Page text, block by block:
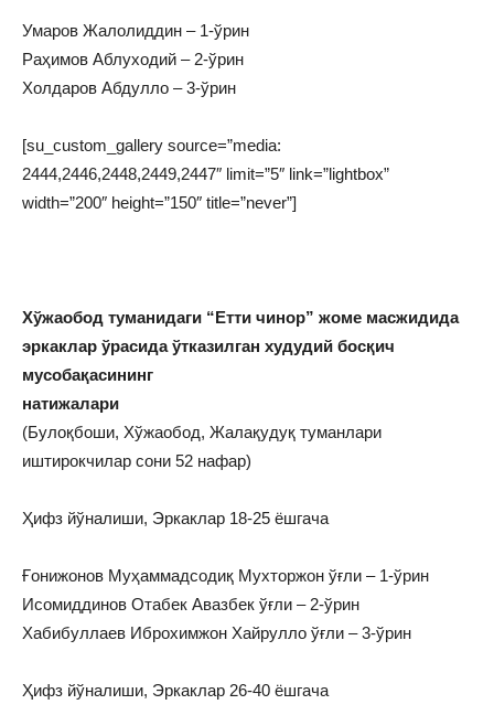
Умаров Жалолиддин – 1-ўрин
Раҳимов Аблуходий – 2-ўрин
Холдаров Абдулло – 3-ўрин
[su_custom_gallery source=”media:
2444,2446,2448,2449,2447″ limit=”5″ link=”lightbox”
width=”200″ height=”150″ title=”never”]
Хўжаобод туманидаги “Етти чинор” жоме масжидида
эркаклар ўрасида ўтказилган худудий босқич
мусобақасининг
натижалари
(Булоқбоши, Хўжаобод, Жалақудуқ туманлари
иштирокчилар сони 52 нафар)
Ҳифз йўналиши, Эркаклар 18-25 ёшгача
Ғонижонов Муҳаммадсодиқ Мухторжон ўғли – 1-ўрин
Исомиддинов Отабек Авазбек ўғли – 2-ўрин
Хабибуллаев Иброхимжон Хайрулло ўғли – 3-ўрин
Ҳифз йўналиши, Эркаклар 26-40 ёшгача